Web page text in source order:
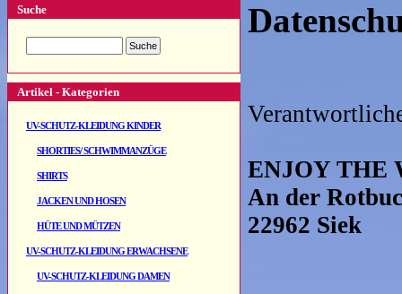
Suche
Artikel - Kategorien
UV-SCHUTZ-KLEIDUNG KINDER
SHORTIES/ SCHWIMMANZÜGE
SHIRTS
JACKEN UND HOSEN
HÜTE UND MÜTZEN
UV-SCHUTZ-KLEIDUNG ERWACHSENE
UV-SCHUTZ-KLEIDUNG DAMEN
ENJOY THE
An der
22962 Siek